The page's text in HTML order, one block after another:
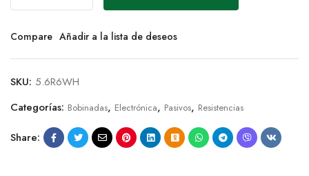
Compare Añadir a la lista de deseos
SKU: 5.6R6WH
Categorías: Bobinadas, Electrónica, Pasivos, Resistencias
Share: